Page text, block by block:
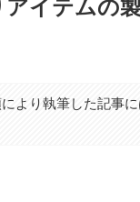
イテムの
より執筆した記事